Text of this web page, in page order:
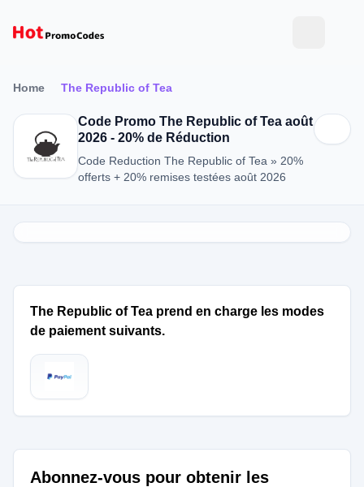
Home The Republic of Tea
Code Promo The Republic of Tea août
2026 - 20% de Réduction
Code Reduction The Republic of Tea » 20%
offerts + 20% remises testées août 2026
The Republic of Tea prend en charge les modes
de paiement suivants.
Abonnez-vous pour obtenir les